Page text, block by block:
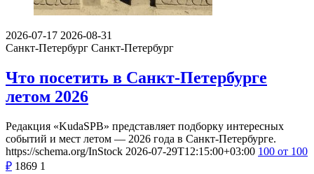
2026-07-17 2026-08-31
Санкт-Петербург Санкт-Петербург
Что посетить в Санкт-Петербурге
летом 2026
Редакция «KudaSPB» представляет подборку интересных
событий и мест летом — 2026 года в Санкт-Петербурге.
https://schema.org/InStock 2026-07-29T12:15:00+03:00 100 от 100
₽ 1869 1